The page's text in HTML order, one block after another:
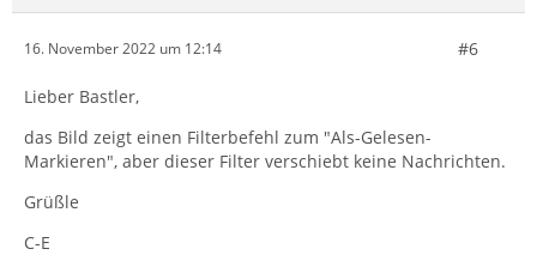
16. November 2022 um 12:14 #6
Lieber Bastler,
das Bild zeigt einen Filterbefehl zum "Als-Gelesen-
Markieren", aber dieser Filter verschiebt keine Nachrichten.
Grüßle
C-E